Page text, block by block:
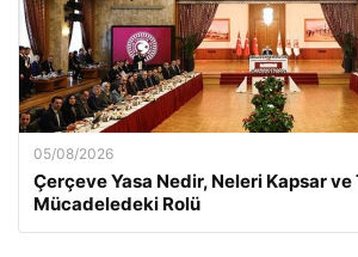
05/08/2026
Çerçeve Yasa Nedir, Neleri Kapsar ve
Mücadeledeki Rolü